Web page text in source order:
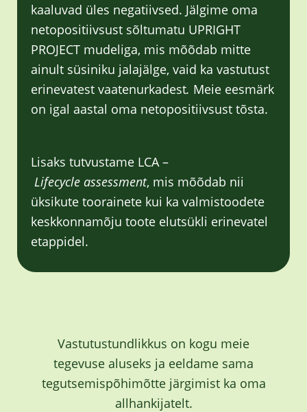
kaaluvad üles negatiivsed. Jälgime oma
netopositiivsust sõltumatu UPRIGHT
PROJECT mudeliga, mis mõõdab mitte
ainult süsiniku jalajälge, vaid ka vastutust
erinevatest vaatenurkadest. Meie eesmärk
on igal aastal oma netopositiivsust tõsta.
Lisaks tutvustame LCA –
Lifecycle assessment, mis mõõdab nii
üksikute toorainete kui ka valmistoodete
keskkonnamõju toote elutsükli erinevatel
etappidel.
Vastutustundlikkus on kogu meie
tegevuse aluseks ja eeldame sama
tegutsemispõhimõtte järgimist ka oma
allhankijatelt.